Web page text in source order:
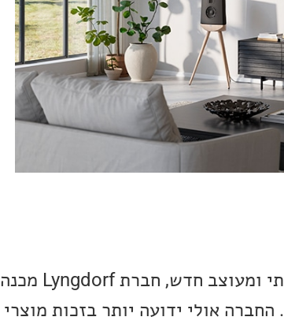
ה-Lyngdorf Cue-100 הינו רמקול מדפי יוקרתי ומעוצב חדש, חברת Lyngdorf מכנה
את הרמקול high-end design loudspeaker. החברה אולי ידועה יותר בזכות מוצרי